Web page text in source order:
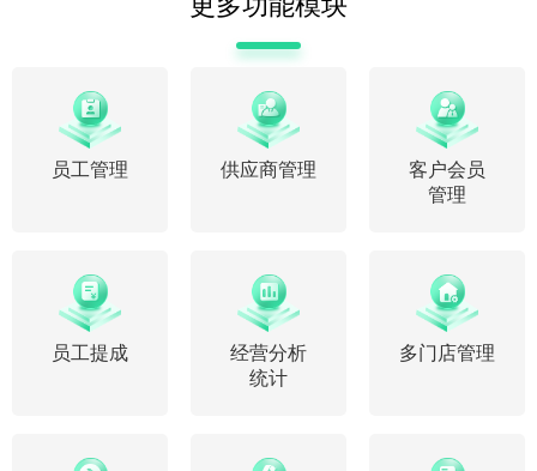
员工管理 供应商管理
客户会员
管理
员工提成
经营分析
统计
多门店管理